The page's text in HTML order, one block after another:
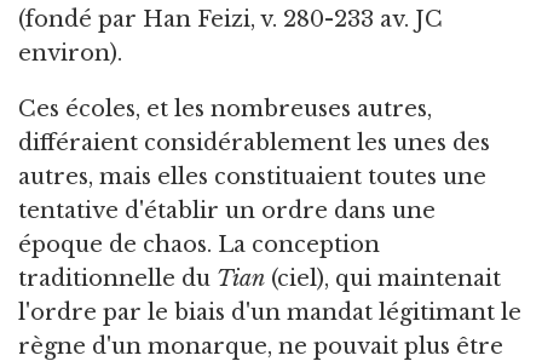
(fondé par Han Feizi, v. 280-233 av. JC
environ).
Ces écoles, et les nombreuses autres,
différaient considérablement les unes des
autres, mais elles constituaient toutes une
tentative d'établir un ordre dans une
époque de chaos. La conception
traditionnelle du Tian (ciel), qui maintenait
l'ordre par le biais d'un mandat légitimant le
règne d'un monarque, ne pouvait plus être